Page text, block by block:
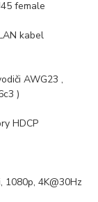
female
kabel
AWG23 ,
)
HDCP
1080p, 4K@30Hz